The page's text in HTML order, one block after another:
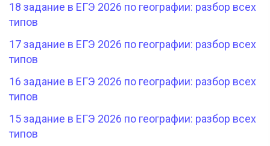
18 задание в ЕГЭ 2026 по географии: разбор всех
типов
17 задание в ЕГЭ 2026 по географии: разбор всех
типов
16 задание в ЕГЭ 2026 по географии: разбор всех
типов
15 задание в ЕГЭ 2026 по географии: разбор всех
типов